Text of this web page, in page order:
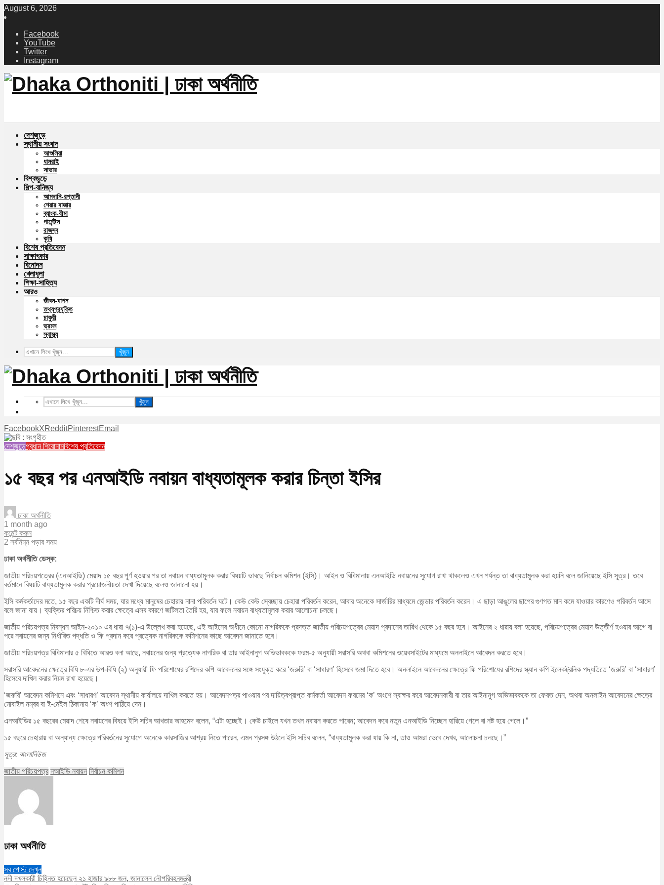
August 6, 2026
Facebook
YouTube
Twitter
Instagram
দেশজুড়ে
স্থানীয় সংবাদ
আশুলিয়া
ধামরাই
সাভার
বিশ্বজুড়ে
শিল্প-বানিজ্য
আমদানি-রপ্তানী
শেয়ার বাজার
ব্যাংক-বীমা
গার্মেন্টস
রাজস্ব
কৃষি
বিশেষ প্রতিবেদন
সাক্ষাৎকার
বিনোদন
খেলাধুলা
শিক্ষা-সাহিত্য
আরও
জীবন-যাপন
তথ্যপ্রযুক্তি
চাকুরী
ভ্রমন
স্বাস্থ্য
খুঁজুন
খুঁজুন
FacebookXRedditPinterestEmail
দেশজুড়েপ্রধান শিরোনামবিশেষ প্রতিবেদন
১৫ বছর পর এনআইডি নবায়ন বাধ্যতামূলক করার চিন্তা ইসির
ঢাকা অর্থনীতি
1 month ago
কমেন্ট করুন
2 সর্বনিম্ন পড়ার সময়
ঢাকা অর্থনীতি ডেস্ক:
জাতীয় পরিচয়পত্রের (এনআইডি) মেয়াদ ১৫ বছর পূর্ণ হওয়ার পর তা নবায়ন বাধ্যতামূলক করার বিষয়টি ভাবছে নির্বাচন কমিশন (ইসি)। আইন ও বিধিমালায় এনআইডি নবায়নের সুযোগ রাখা থাকলেও এখন পর্যন্ত তা বাধ্যতামূলক করা হয়নি বলে জানিয়েছে ইসি সূত্র। তবে
বর্তমানে বিষয়টি বাধ্যতামূলক করার প্রয়োজনীয়তা দেখা দিয়েছে বলেও জানানো হয়।
ইসি কর্মকর্তাদের মতে, ১৫ বছর একটি দীর্ঘ সময়, যার মধ্যে মানুষের চেহারায় নানা পরিবর্তন ঘটে। কেউ কেউ স্বেচ্ছায় চেহারা পরিবর্তন করেন, আবার অনেকে সার্জারির মাধ্যমে জেন্ডার পরিবর্তন করেন। এ ছাড়া আঙুলের ছাপের গুণগত মান কমে যাওয়ার কারণেও পরিবর্তন আসে
বলে জানা যায়। ব্যক্তির পরিচয় নিশ্চিত করার ক্ষেত্রে এসব কারণে জটিলতা তৈরি হয়, যার ফলে নবায়ন বাধ্যতামূলক করার আলোচনা চলছে।
জাতীয় পরিচয়পত্র নিবন্ধন আইন-২০১০ এর ধারা ৭(১)-এ উল্লেখ করা হয়েছে, এই আইনের অধীনে কোনো নাগরিককে প্রদত্ত জাতীয় পরিচয়পত্রের মেয়াদ প্রদানের তারিখ থেকে ১৫ বছর হবে। আইনের ২ ধারায় বলা হয়েছে, পরিচয়পত্রের মেয়াদ উত্তীর্ণ হওয়ার আগে বা
পরে নবায়নের জন্য নির্ধারিত পদ্ধতি ও ফি প্রদান করে প্রত্যেক নাগরিককে কমিশনের কাছে আবেদন জানাতে হবে।
জাতীয় পরিচয়পত্র বিধিমালার ৫ বিধিতে আরও বলা আছে, নবায়নের জন্য প্রত্যেক নাগরিক বা তার আইনানুগ অভিভাবককে ফরম-৫ অনুযায়ী সরাসরি অথবা কমিশনের ওয়েবসাইটের মাধ্যমে অনলাইনে আবেদন করতে হবে।
সরাসরি আবেদনের ক্ষেত্রে বিধি ৮-এর উপ-বিধি (২) অনুযায়ী ফি পরিশোধের রশিদের কপি আবেদনের সঙ্গে সংযুক্ত করে ‘জরুরি’ বা ‘সাধারণ’ হিসেবে জমা দিতে হবে। অনলাইনে আবেদনের ক্ষেত্রে ফি পরিশোধের রশিদের স্ক্যান কপি ইলেকট্রনিক পদ্ধতিতে ‘জরুরি’ বা ‘সাধারণ’
হিসেবে দাখিল করার নিয়ম রাখা হয়েছে।
‘জরুরি’ আবেদন কমিশনে এবং ‘সাধারণ’ আবেদন স্থানীয় কার্যালয়ে দাখিল করতে হয়। আবেদনপত্র পাওয়ার পর দায়িত্বপ্রাপ্ত কর্মকর্তা আবেদন ফরমের ‘ক’ অংশে স্বাক্ষর করে আবেদনকারী বা তার আইনানুগ অভিভাবককে তা ফেরত দেন, অথবা অনলাইন আবেদনের ক্ষেত্রে
মোবাইল নম্বর বা ই-মেইল ঠিকানায় ‘ক’ অংশ পাঠিয়ে দেন।
এনআইডির ১৫ বছরের মেয়াদ শেষে নবায়নের বিষয়ে ইসি সচিব আখতার আহমেদ বলেন, “এটা হচ্ছেই। কেউ চাইলে যখন তখন নবায়ন করতে পারেন; আবেদন করে নতুন এনআইডি নিচ্ছেন হারিয়ে গেলে বা নষ্ট হয়ে গেলে।”
১৫ বছরে চেহারায় বা অন্যান্য ক্ষেত্রে পরিবর্তনের সুযোগে অনেকে কারসাজির আশ্রয় নিতে পারেন, এমন প্রসঙ্গ উঠলে ইসি সচিব বলেন, “বাধ্যতামূলক করা যায় কি না, তাও আমরা ভেবে দেখব, আলোচনা চলছে।”
সূত্র: বাংলানিউজ
জাতীয় পরিচয়পত্র নআইডি নবায়ন নির্বাচন কমিশন
ঢাকা অর্থনীতি
সব পোস্ট দেখুন
নদী দখলকারী চিহ্নিত হয়েছেন ২১ হাজার ৯৮৮ জন, জানালেন নৌপরিবহনমন্ত্রী